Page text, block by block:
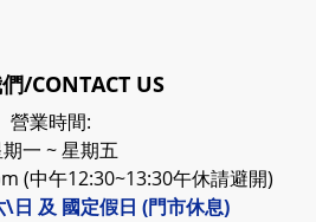
/CONTACT US
營業時間:
一 ~ 星期五
(中午12:30~13:30午休請避開)
日 及 國定假日 (門市休息)